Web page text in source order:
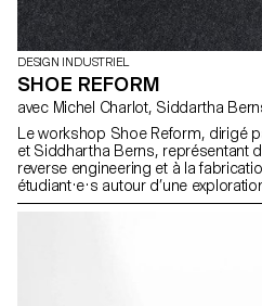
DESIGN INDUSTRIEL
SHOE REFORM
avec Michel Charlot, Siddartha
Le workshop Shoe Reform, dirigé
et Siddhartha Berns, représentant
reverse engineering et à la
étudiant·e·s autour d’une
de numérisation 3D, en